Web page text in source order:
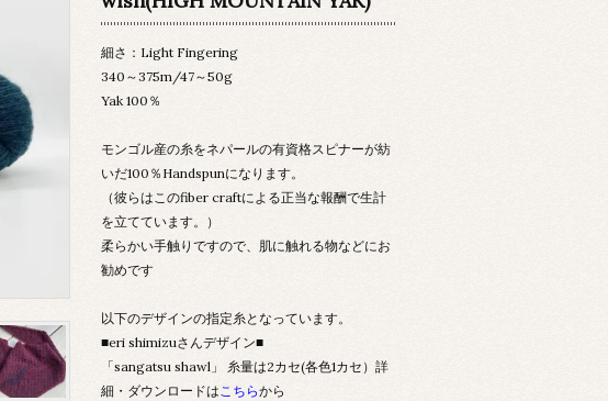
細さ：Light Fingering
340～375m/47～50g
Yak 100％
モンゴル産の糸をネパールの有資格スピナーが紡
いだ100％Handspunになります。
（彼らはこのfiber craftによる正当な報酬で生計
を立てています。）
柔らかい手触りですので、肌に触れる物などにお
勧めです
以下のデザインの指定糸となっています。
■eri shimizuさんデザイン■
「sangatsu shawl」 糸量は2カセ(各色1カセ）詳
細・ダウンロードはこちらから